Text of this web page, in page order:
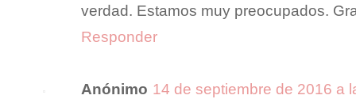
verdad. Estamos muy preocupados.
Responder
Anónimo 14 de septiembre de 2016 a